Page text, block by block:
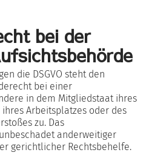
bei der
die DSGVO steht den
bei einer
in dem Mitgliedstaat ihres
Arbeitsplatzes oder des
zu. Das
anderweitiger
gerichtlicher Rechtsbehelfe.